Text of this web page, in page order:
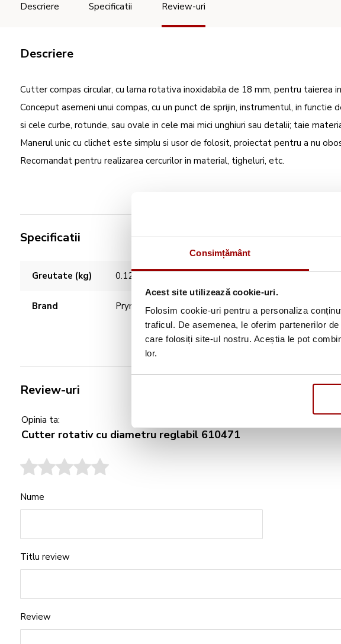
Consimțământ
Acest site utilizează cookie-uri.
Folosim cookie-uri pentru a personaliza
traficul. De asemenea, le oferim partenerilor
care folosiți site-ul nostru. Aceștia le pot
lor.
Descriere Specificatii Review-uri
Descriere
Cutter compas circular, cu lama rotativa inoxidabila de 18 mm, pentru taierea
Conceput asemeni unui compas, cu un punct de sprijin, instrumentul, in
si cele curbe, rotunde, sau ovale in cele mai mici unghiuri sau detalii; taie
Manerul unic cu clichet este simplu si usor de folosit, proiectat pentru a nu
Recomandat pentru realizarea cercurilor in material, tigheluri, etc.
Specificatii
Greutate (kg)
0.12
Brand Prym
Review-uri
Opinia ta:
Cutter rotativ cu diametru reglabil 610471
Nume
Titlu review
Review